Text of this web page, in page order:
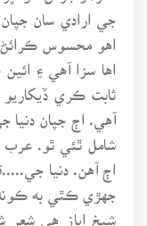
جي ارادي سان
اهو محسوس ڪرائڻ
اها سزا آهي ۽ ائين
ثابت ڪري
آهي. اڄ جپان دنيا
شامل ٿئي ٿو. عرب
اڄ آهن. دنيا
جهڙي ڪٿي به ڪونه
شيخ اياز هي شعر